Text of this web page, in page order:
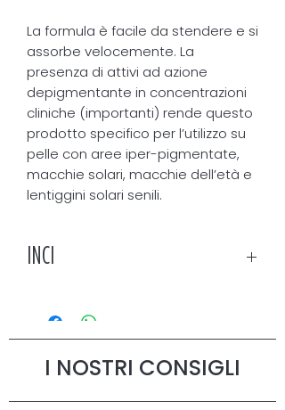
La formula è facile da stendere e si
assorbe velocemente. La
presenza di attivi ad azione
depigmentante in concentrazioni
cliniche (importanti) rende questo
prodotto specifico per l’utilizzo su
pelle con aree iper-pigmentate,
macchie solari, macchie dell’età e
lentiggini solari senili.
INCI
alfa-arbutina, estratto di colza.
undecylenate, methylglucose
polyglyceryl-3 methylglucose
I NOSTRI CONSIGLI